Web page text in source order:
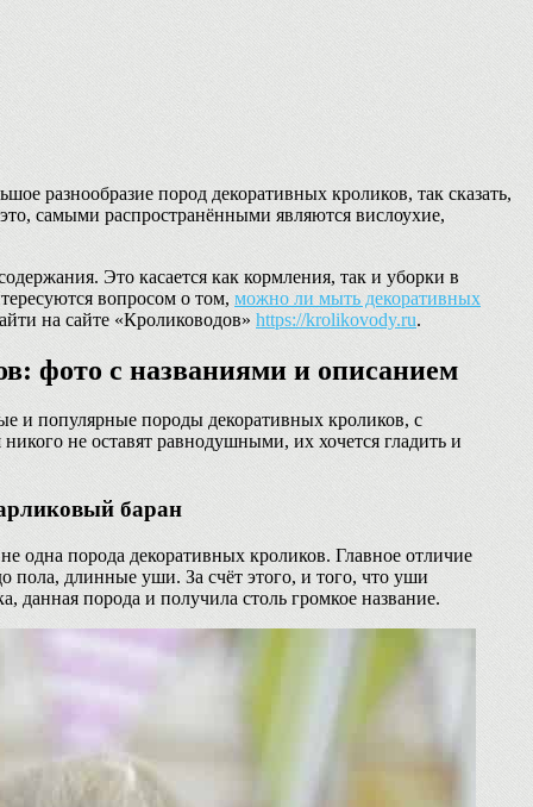
разнообразие пород декоративных кроликов, так сказать,
самыми распространёнными являются вислоухие,
Это касается как кормления, так и уборки в
вопросом о том, можно ли мыть декоративных
на сайте «Кролиководов» https://krolikovody.ru.
фото с названиями и описанием
и популярные породы декоративных кроликов, с
не оставят равнодушными, их хочется гладить и
баран
одна порода декоративных кроликов. Главное отличие
пола, длинные уши. За счёт этого, и того, что уши
данная порода и получила столь громкое название.